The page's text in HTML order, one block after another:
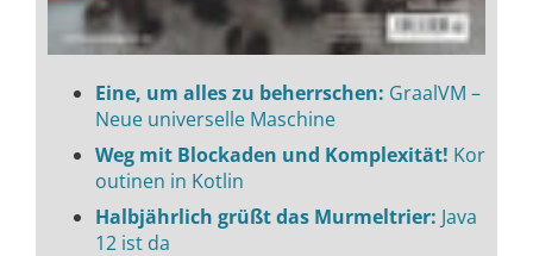
Eine, um alles zu beherrschen: GraalVM –
Neue universelle Maschine
Weg mit Blockaden und Komplexität! Kor
outinen in Kotlin
Halbjährlich grüßt das Murmeltrier: Java
12 ist da